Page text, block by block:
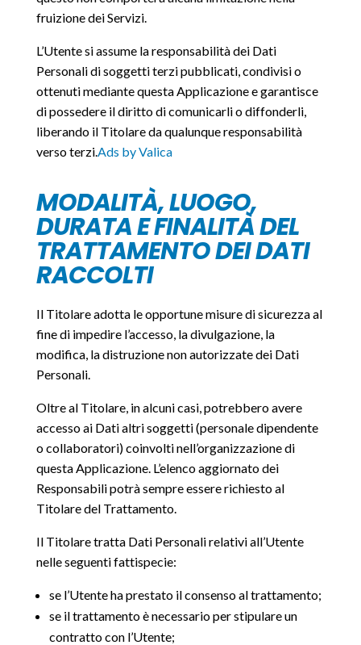
fruizione dei Servizi.
L’Utente si assume la responsabilità dei Dati
Personali di soggetti terzi pubblicati, condivisi o
ottenuti mediante questa Applicazione e garantisce
di possedere il diritto di comunicarli o diffonderli,
liberando il Titolare da qualunque responsabilità
verso terzi.Ads by Valica
MODALITÀ, LUOGO,
DURATA E FINALITÀ DEL
TRATTAMENTO DEI DATI
RACCOLTI
Il Titolare adotta le opportune misure di sicurezza al
fine di impedire l’accesso, la divulgazione, la
modifica, la distruzione non autorizzate dei Dati
Personali.
Oltre al Titolare, in alcuni casi, potrebbero avere
accesso ai Dati altri soggetti (personale dipendente
o collaboratori) coinvolti nell’organizzazione di
questa Applicazione. L’elenco aggiornato dei
Responsabili potrà sempre essere richiesto al
Titolare del Trattamento.
Il Titolare tratta Dati Personali relativi all’Utente
nelle seguenti fattispecie:
se l’Utente ha prestato il consenso al trattamento;
se il trattamento è necessario per stipulare un
contratto con l’Utente;